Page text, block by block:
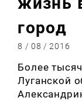
город
8 / 08 / 2016
Более
Луганской